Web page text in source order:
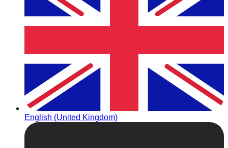
English (United Kingdom)